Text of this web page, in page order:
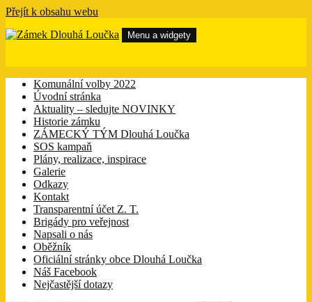
Přejít k obsahu webu
zámku děje.
Menu a widgety
Komunální volby 2022
Úvodní stránka
Aktuality – sledujte NOVINKY
Historie zámku
ZÁMECKÝ TÝM Dlouhá Loučka
SOS kampaň
Plány, realizace, inspirace
Galerie
Odkazy
Kontakt
Transparentní účet Z. T.
Brigády pro veřejnost
Napsali o nás
Oběžník
Oficiální stránky obce Dlouhá Loučka
Náš Facebook
Nejčastější dotazy